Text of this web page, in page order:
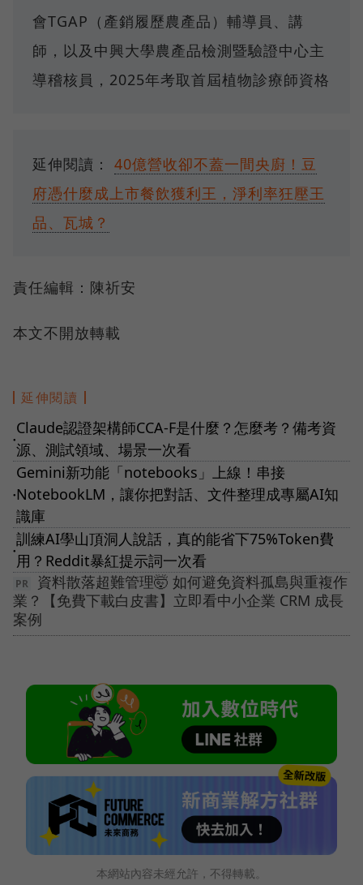
會TGAP（產銷履歷農產品）輔導員、講
師，以及中興大學農產品檢測暨驗證中心主
導稽核員，2025年考取首屆植物診療師資格
延伸閱讀： 40億營收卻不蓋一間央廚！豆
府憑什麼成上市餐飲獲利王，淨利率狂壓王
品、瓦城？
責任編輯：陳祈安
本文不開放轉載
延伸閱讀
●
Claude認證架構師CCA-F是什麼？怎麼考？備考資
源、測試領域、場景一次看
●
Gemini新功能「notebooks」上線！串接
NotebookLM，讓你把對話、文件整理成專屬AI知
識庫
●
訓練AI學山頂洞人說話，真的能省下75%Token費
用？Reddit暴紅提示詞一次看
資料散落超難管理🤯 如何避免資料孤島與重複作
業？【免費下載白皮書】立即看中小企業 CRM 成長
案例
本網站內容未經允許，不得轉載。